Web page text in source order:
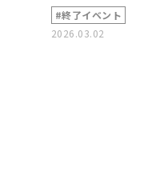
#終了イベント
2026.03.02